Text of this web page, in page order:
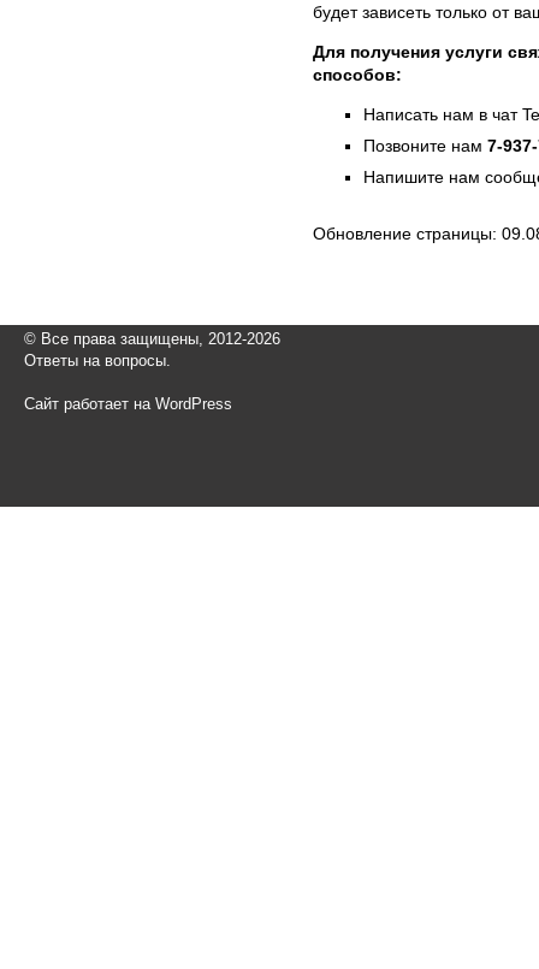
будет зависеть только от
Для получения услуги
способов:
Написать нам в чат
Позвоните нам 7-
Напишите нам
Обновление страницы:
© Все права защищены, 2012-2026
Ответы на вопросы.
Сайт работает на WordPress